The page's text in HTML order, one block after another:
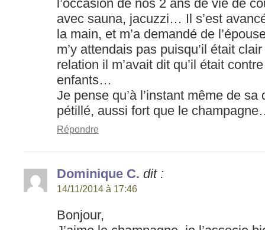
l’occasion de nos 2 ans de vie de
avec sauna, jacuzzi… Il s’est
la main, et m’a demandé de
m’y attendais pas puisqu’il était
relation il m’avait dit qu’il était
enfants…
Je pense qu’à l’instant même de
pétillé, aussi fort que le
Répondre
Dominique C. dit :
14/11/2014 à 17:46
Bonjour,